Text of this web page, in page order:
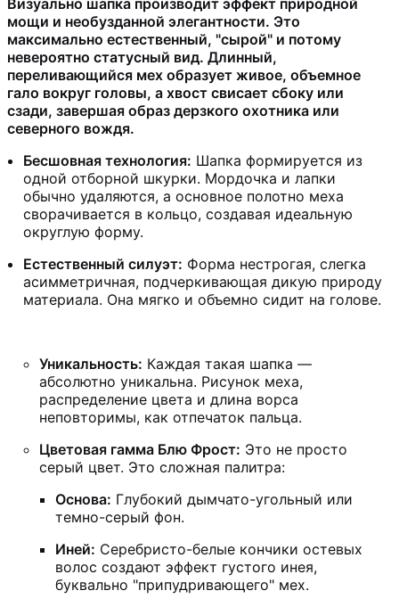
Визуально шапка производит эффект природной
мощи и необузданной элегантности. Это
максимально естественный, "сырой" и потому
невероятно статусный вид. Длинный,
переливающийся мех образует живое, объемное
гало вокруг головы, а хвост свисает сбоку или
сзади, завершая образ дерзкого охотника или
северного вождя.
Бесшовная технология: Шапка формируется из
одной отборной шкурки. Мордочка и лапки
обычно удаляются, а основное полотно меха
сворачивается в кольцо, создавая идеальную
округлую форму.
Естественный силуэт: Форма нестрогая, слегка
асимметричная, подчеркивающая дикую природу
материала. Она мягко и объемно сидит на голове.
Уникальность: Каждая такая шапка —
абсолютно уникальна. Рисунок меха,
распределение цвета и длина ворса
неповторимы, как отпечаток пальца.
Цветовая гамма Блю Фрост: Это не просто
серый цвет. Это сложная палитра:
Основа: Глубокий дымчато-угольный или
темно-серый фон.
Иней: Серебристо-белые кончики остевых
волос создают эффект густого инея,
буквально "припудривающего" мех.